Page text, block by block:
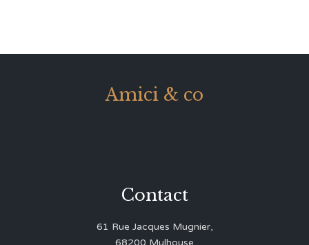
Amici & co
Contact
61 Rue Jacques Mugnier,